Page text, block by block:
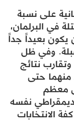
على نسبة
في البرلمان،
يكون بعيداً جداً
وفي ظل
نتائج
منهما حتى
50% وفق معظم
نفسه
الانتخابات